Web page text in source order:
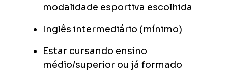
modalidade esportiva escolhida
Inglês intermediário (mínimo)
Estar cursando ensino
médio/superior ou já formado